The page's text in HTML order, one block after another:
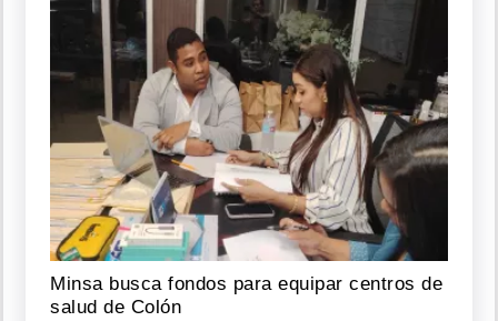
Karol
G,
Belinda
y
Yamal,
entre
los
50
más
bellos
de
People
en
Minsa busca fondos para equipar centros de
salud de Colón